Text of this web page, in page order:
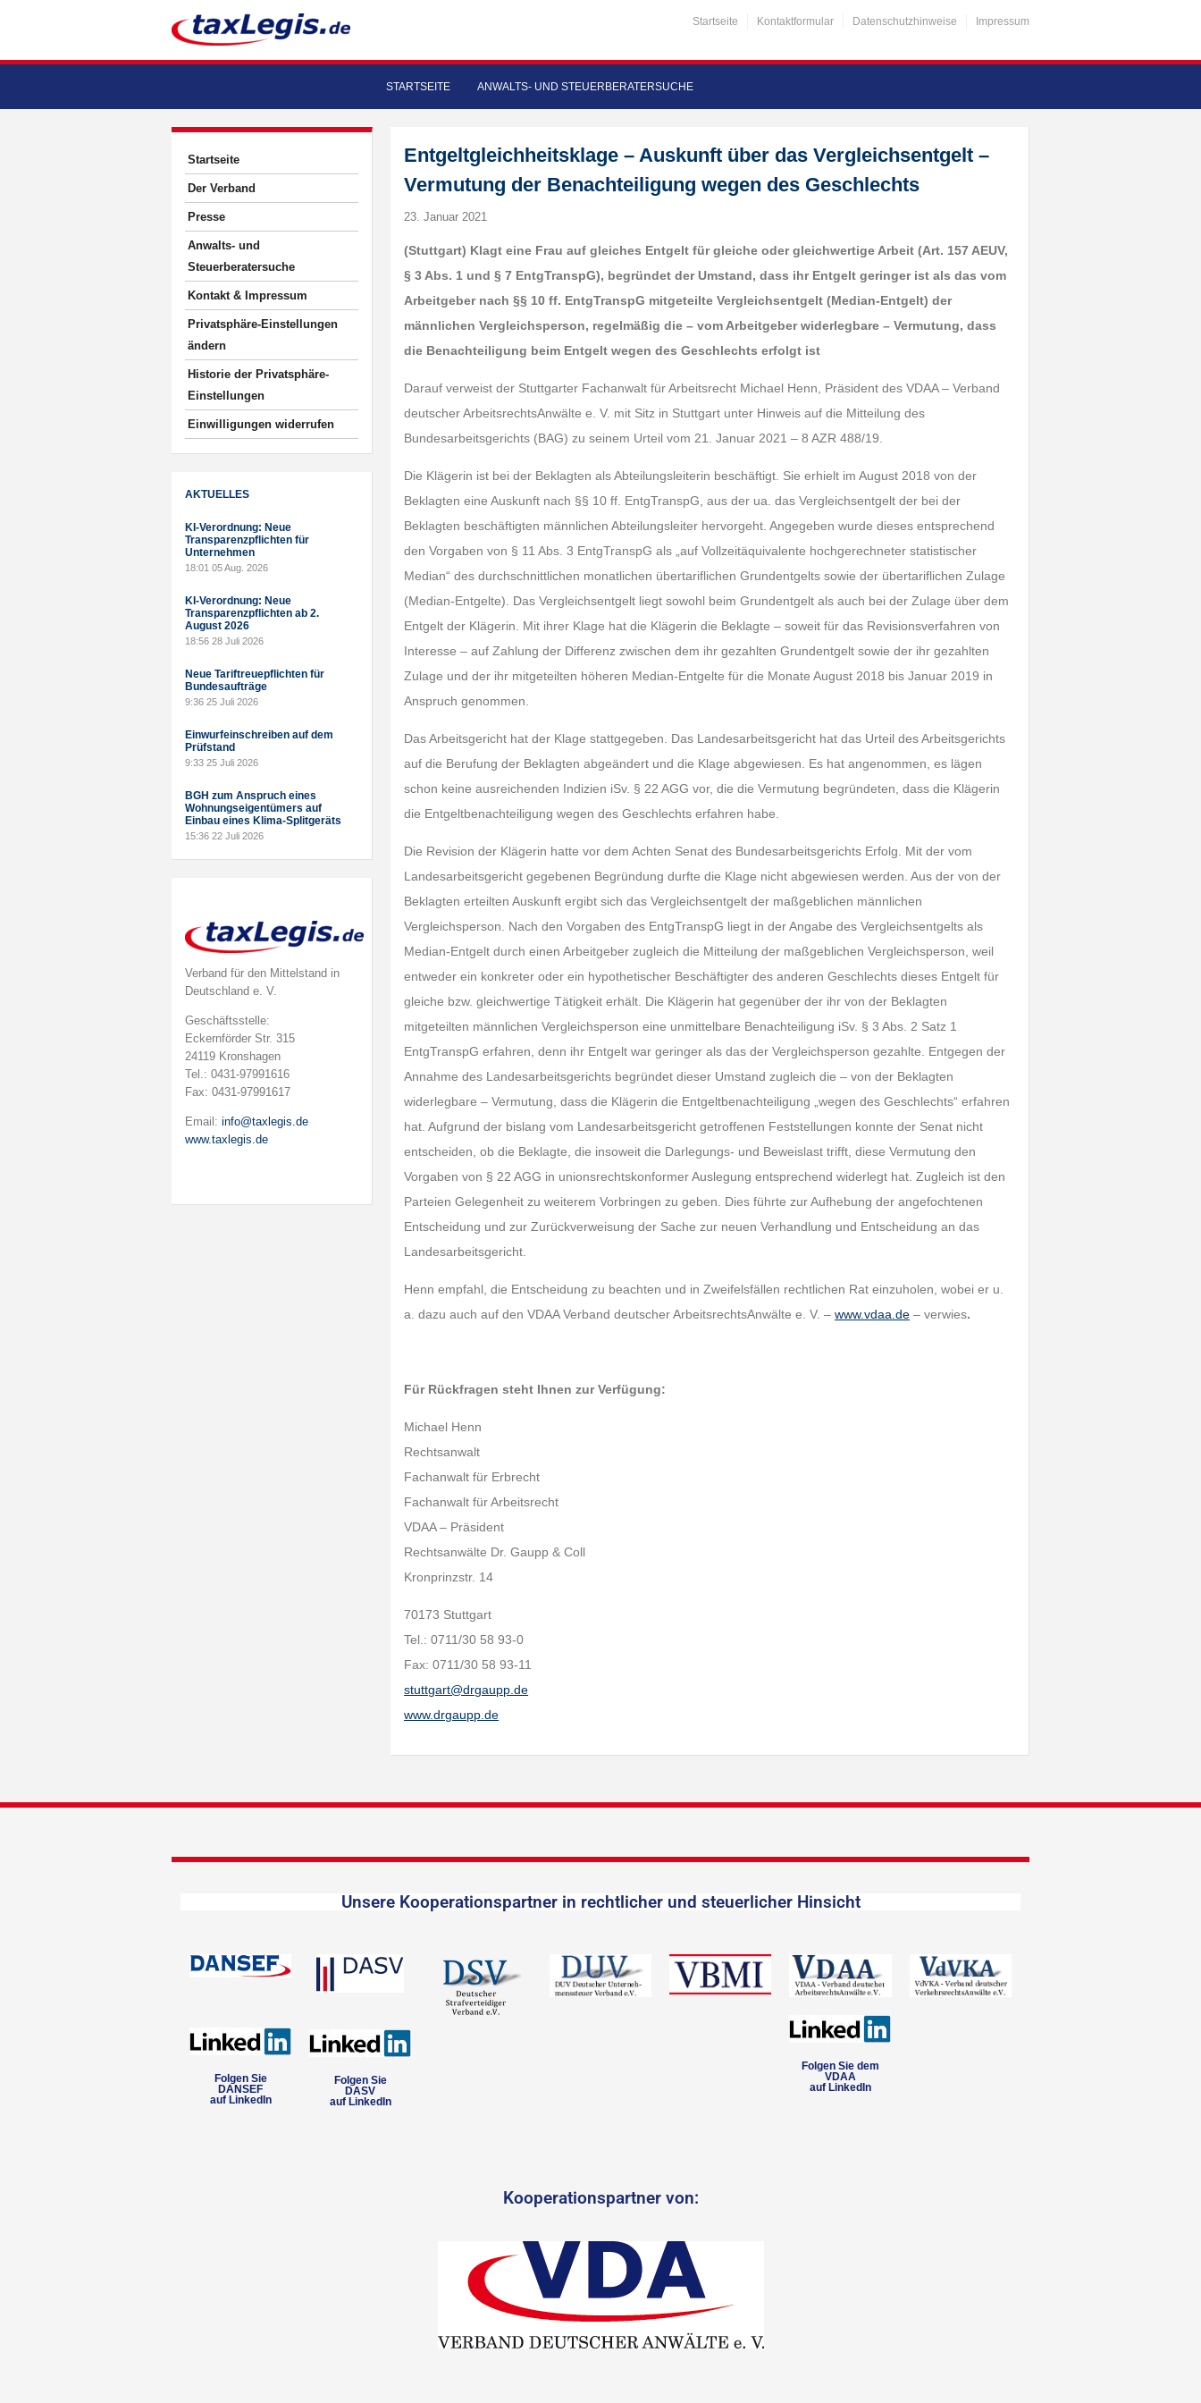
Startseite Kontaktformular Datenschutzhinweise Impressum
STARTSEITE ANWALTS- UND STEUERBERATERSUCHE
Startseite
Der Verband
Presse
Anwalts- und
Steuerberatersuche
Kontakt & Impressum
Privatsphäre-Einstellungen
ändern
Historie der Privatsphäre-
Einstellungen
Einwilligungen widerrufen
AKTUELLES
KI-Verordnung: Neue
Transparenzpflichten für
Unternehmen
18:01 05 Aug. 2026
KI-Verordnung: Neue
Transparenzpflichten ab 2.
August 2026
18:56 28 Juli 2026
Neue Tariftreuepflichten für
Bundesaufträge
9:36 25 Juli 2026
Einwurfeinschreiben auf dem
Prüfstand
9:33 25 Juli 2026
BGH zum Anspruch eines
Wohnungseigentümers auf
Einbau eines Klima-Splitgeräts
15:36 22 Juli 2026
Verband für den Mittelstand in
Deutschland e. V.
Geschäftsstelle:
Eckernförder Str. 315
24119 Kronshagen
Tel.: 0431-97991616
Fax: 0431-97991617
Email: info@taxlegis.de
www.taxlegis.de
Entgeltgleichheitsklage – Auskunft über das Vergleichsentgelt –
Vermutung der Benachteiligung wegen des Geschlechts
23. Januar 2021
(Stuttgart) Klagt eine Frau auf gleiches Entgelt für gleiche oder gleichwertige Arbeit (Art. 157 AEUV,
§ 3 Abs. 1 und § 7 EntgTranspG), begründet der Umstand, dass ihr Entgelt geringer ist als das vom
Arbeitgeber nach §§ 10 ff. EntgTranspG mitgeteilte Vergleichsentgelt (Median-Entgelt) der
männlichen Vergleichsperson, regelmäßig die – vom Arbeitgeber widerlegbare – Vermutung, dass
die Benachteiligung beim Entgelt wegen des Geschlechts erfolgt ist
Darauf verweist der Stuttgarter Fachanwalt für Arbeitsrecht Michael Henn, Präsident des VDAA – Verband
deutscher ArbeitsrechtsAnwälte e. V. mit Sitz in Stuttgart unter Hinweis auf die Mitteilung des
Bundesarbeitsgerichts (BAG) zu seinem Urteil vom 21. Januar 2021 – 8 AZR 488/19.
Die Klägerin ist bei der Beklagten als Abteilungsleiterin beschäftigt. Sie erhielt im August 2018 von der
Beklagten eine Auskunft nach §§ 10 ff. EntgTranspG, aus der ua. das Vergleichsentgelt der bei der
Beklagten beschäftigten männlichen Abteilungsleiter hervorgeht. Angegeben wurde dieses entsprechend
den Vorgaben von § 11 Abs. 3 EntgTranspG als „auf Vollzeitäquivalente hochgerechneter statistischer
Median“ des durchschnittlichen monatlichen übertariflichen Grundentgelts sowie der übertariflichen Zulage
(Median-Entgelte). Das Vergleichsentgelt liegt sowohl beim Grundentgelt als auch bei der Zulage über dem
Entgelt der Klägerin. Mit ihrer Klage hat die Klägerin die Beklagte – soweit für das Revisionsverfahren von
Interesse – auf Zahlung der Differenz zwischen dem ihr gezahlten Grundentgelt sowie der ihr gezahlten
Zulage und der ihr mitgeteilten höheren Median-Entgelte für die Monate August 2018 bis Januar 2019 in
Anspruch genommen.
Das Arbeitsgericht hat der Klage stattgegeben. Das Landesarbeitsgericht hat das Urteil des Arbeitsgerichts
auf die Berufung der Beklagten abgeändert und die Klage abgewiesen. Es hat angenommen, es lägen
schon keine ausreichenden Indizien iSv. § 22 AGG vor, die die Vermutung begründeten, dass die Klägerin
die Entgeltbenachteiligung wegen des Geschlechts erfahren habe.
Die Revision der Klägerin hatte vor dem Achten Senat des Bundesarbeitsgerichts Erfolg. Mit der vom
Landesarbeitsgericht gegebenen Begründung durfte die Klage nicht abgewiesen werden. Aus der von der
Beklagten erteilten Auskunft ergibt sich das Vergleichsentgelt der maßgeblichen männlichen
Vergleichsperson. Nach den Vorgaben des EntgTranspG liegt in der Angabe des Vergleichsentgelts als
Median-Entgelt durch einen Arbeitgeber zugleich die Mitteilung der maßgeblichen Vergleichsperson, weil
entweder ein konkreter oder ein hypothetischer Beschäftigter des anderen Geschlechts dieses Entgelt für
gleiche bzw. gleichwertige Tätigkeit erhält. Die Klägerin hat gegenüber der ihr von der Beklagten
mitgeteilten männlichen Vergleichsperson eine unmittelbare Benachteiligung iSv. § 3 Abs. 2 Satz 1
EntgTranspG erfahren, denn ihr Entgelt war geringer als das der Vergleichsperson gezahlte. Entgegen der
Annahme des Landesarbeitsgerichts begründet dieser Umstand zugleich die – von der Beklagten
widerlegbare – Vermutung, dass die Klägerin die Entgeltbenachteiligung „wegen des Geschlechts“ erfahren
hat. Aufgrund der bislang vom Landesarbeitsgericht getroffenen Feststellungen konnte der Senat nicht
entscheiden, ob die Beklagte, die insoweit die Darlegungs- und Beweislast trifft, diese Vermutung den
Vorgaben von § 22 AGG in unionsrechtskonformer Auslegung entsprechend widerlegt hat. Zugleich ist den
Parteien Gelegenheit zu weiterem Vorbringen zu geben. Dies führte zur Aufhebung der angefochtenen
Entscheidung und zur Zurückverweisung der Sache zur neuen Verhandlung und Entscheidung an das
Landesarbeitsgericht.
Henn empfahl, die Entscheidung zu beachten und in Zweifelsfällen rechtlichen Rat einzuholen, wobei er u.
a. dazu auch auf den VDAA Verband deutscher ArbeitsrechtsAnwälte e. V. –www.vdaa.de – verwies.
Für Rückfragen steht Ihnen zur Verfügung:
Michael Henn
Rechtsanwalt
Fachanwalt für Erbrecht
Fachanwalt für Arbeitsrecht
VDAA – Präsident
Rechtsanwälte Dr. Gaupp & Coll
Kronprinzstr. 14
70173 Stuttgart
Tel.: 0711/30 58 93-0
Fax: 0711/30 58 93-11
stuttgart@drgaupp.de
www.drgaupp.de
Unsere Kooperationspartner in rechtlicher und steuerlicher Hinsicht
Folgen Sie
DANSEF
auf LinkedIn
Folgen Sie
DASV
auf LinkedIn
Folgen Sie dem
VDAA
auf LinkedIn
Kooperationspartner von: